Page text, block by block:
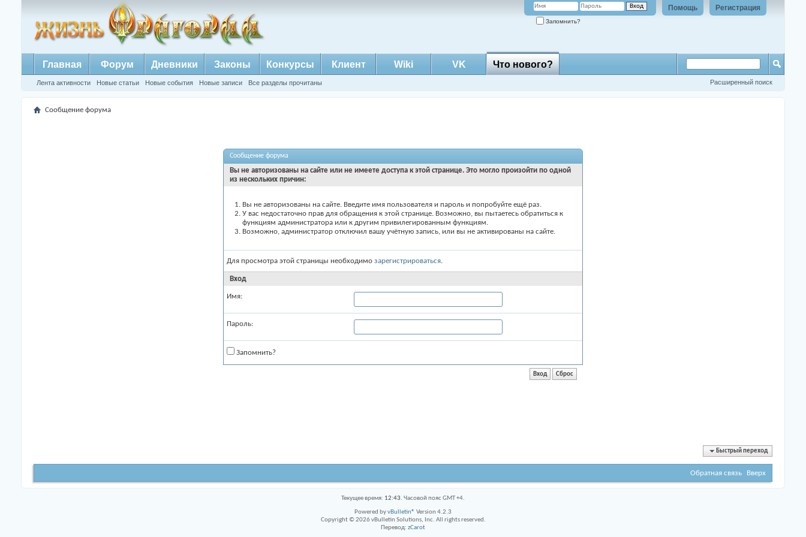
Регистрация
Помощь
Запомнить?
Главная Форум Дневники Законы Конкурсы Клиент Wiki VK Что нового?
Лента активности Новые статьи Новые события Новые записи Все разделы прочитаны Расширенный поиск
Сообщение форума
Сообщение форума
Вы не авторизованы на сайте или не имеете доступа к этой странице. Это могло произойти по одной
из нескольких причин:
Вы не авторизованы на сайте. Введите имя пользователя и пароль и попробуйте ещё раз.
У вас недостаточно прав для обращения к этой странице. Возможно, вы пытаетесь обратиться к
функциям администратора или к другим привилегированным функциям.
Возможно, администратор отключил вашу учётную запись, или вы не активированы на сайте.
Для просмотра этой страницы необходимо зарегистрироваться.
Вход
Имя:
Пароль:
Запомнить?
Быстрый переход
Обратная связь Вверх
Текущее время: 12:43. Часовой пояс GMT +4.
Powered byvBulletin® Version 4.2.3
Copyright © 2026 vBulletin Solutions, Inc. All rights reserved.
Перевод: zCarot